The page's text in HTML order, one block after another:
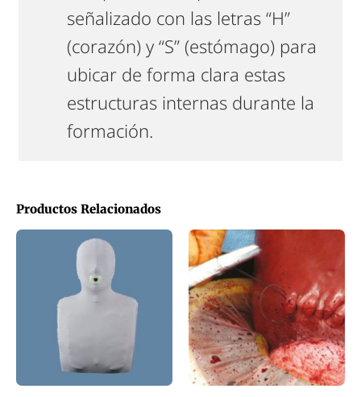
Productos Relacionados
señalizado con las letras “H”
(corazón) y “S” (estómago) para
ubicar de forma clara estas
estructuras internas durante la
formación.